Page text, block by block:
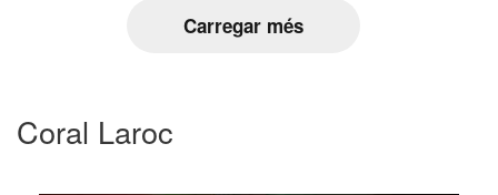
Carregar més
Coral Laroc